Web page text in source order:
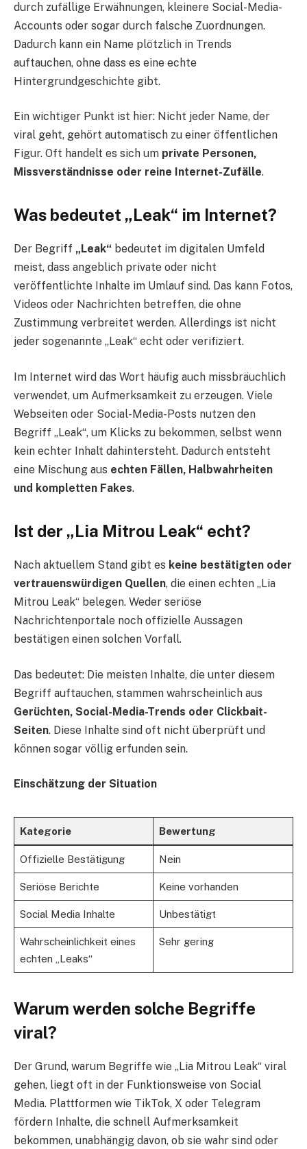
durch zufällige Erwähnungen, kleinere Social-Media-
Accounts oder sogar durch falsche Zuordnungen.
Dadurch kann ein Name plötzlich in Trends
auftauchen, ohne dass es eine echte
Hintergrundgeschichte gibt.
Ein wichtiger Punkt ist hier: Nicht jeder Name, der
viral geht, gehört automatisch zu einer öffentlichen
Figur. Oft handelt es sich um private Personen,
Missverständnisse oder reine Internet-Zufälle.
Was bedeutet „Leak“ im Internet?
Der Begriff „Leak“ bedeutet im digitalen Umfeld
meist, dass angeblich private oder nicht
veröffentlichte Inhalte im Umlauf sind. Das kann Fotos,
Videos oder Nachrichten betreffen, die ohne
Zustimmung verbreitet werden. Allerdings ist nicht
jeder sogenannte „Leak“ echt oder verifiziert.
Im Internet wird das Wort häufig auch missbräuchlich
verwendet, um Aufmerksamkeit zu erzeugen. Viele
Webseiten oder Social-Media-Posts nutzen den
Begriff „Leak“, um Klicks zu bekommen, selbst wenn
kein echter Inhalt dahintersteht. Dadurch entsteht
eine Mischung aus echten Fällen, Halbwahrheiten
und kompletten Fakes.
Ist der „Lia Mitrou Leak“ echt?
Nach aktuellem Stand gibt es keine bestätigten oder
vertrauenswürdigen Quellen, die einen echten „Lia
Mitrou Leak“ belegen. Weder seriöse
Nachrichtenportale noch offizielle Aussagen
bestätigen einen solchen Vorfall.
Das bedeutet: Die meisten Inhalte, die unter diesem
Begriff auftauchen, stammen wahrscheinlich aus
Gerüchten, Social-Media-Trends oder Clickbait-
Seiten. Diese Inhalte sind oft nicht überprüft und
können sogar völlig erfunden sein.
Einschätzung der Situation
Kategorie Bewertung
Offizielle Bestätigung Nein
Seriöse Berichte Keine vorhanden
Social Media Inhalte Unbestätigt
Wahrscheinlichkeit eines
echten „Leaks“
Sehr gering
Warum werden solche Begriffe
viral?
Der Grund, warum Begriffe wie „Lia Mitrou Leak“ viral
gehen, liegt oft in der Funktionsweise von Social
Media. Plattformen wie TikTok, X oder Telegram
fördern Inhalte, die schnell Aufmerksamkeit
bekommen, unabhängig davon, ob sie wahr sind oder